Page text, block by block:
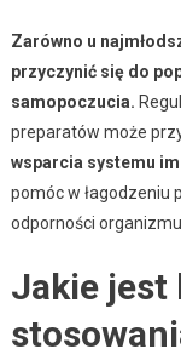
Zarówno u
przyczynić się do
samopoczucia.
preparatów może
wsparcia systemu
pomóc w łagodzeniu
odporności organizmu.
Jakie jest